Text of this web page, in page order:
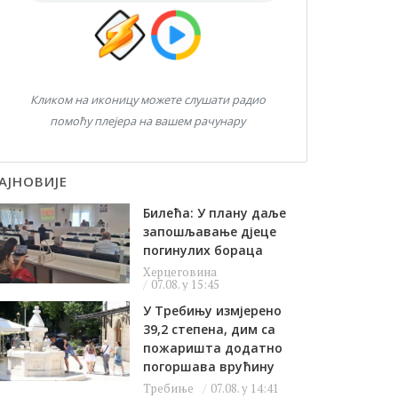
Кликом на иконицу можете слушати радио
помоћу плејера на вашем рачунару
Билећа: У плану даље
запошљавање дјеце
погинулих бораца
Херцеговина
07.08. у 15:45
У Требињу измјерено
39,2 степена, дим са
пожаришта додатно
погоршава врућину
Требиње 07.08. у 14:41